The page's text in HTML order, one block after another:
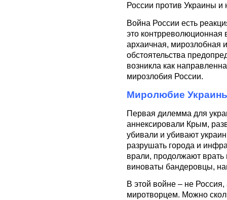
России против Украины и
Война России есть
это контрреволюционная
архаичная, мирозлобная
обстоятельства
возникла как
мирозлобия России.
Миролюбие
Первая дилемма для
аннексировали Крым,
убивали и убивают
разрушать города и
врали, продолжают врать
виноваты бандеровцы,
В этой войне – не
миротворцем. Можно